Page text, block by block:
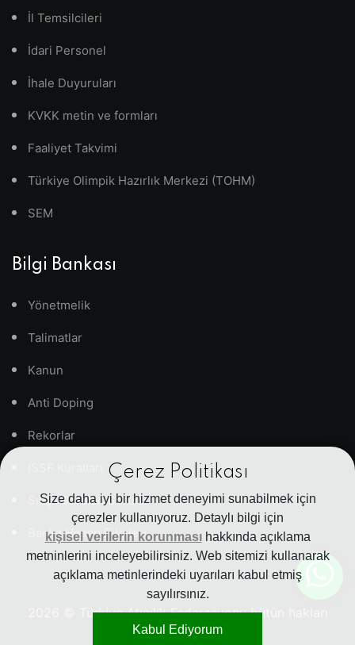
Çerez Politikası
Size daha iyi bir hizmet deneyimi sunabilmek için
çerezler kullanıyoruz. Detaylı bilgi için
kişisel verilerin korunmasıhakkında açıklama
metninlerini inceleyebilirsiniz. Web sitemizi kullanarak
açıklama metinlerindeki uyarıları kabul etmiş
sayılırsınız.
Kabul Ediyorum
İl Temsilcileri
İdari Personel
İhale Duyuruları
KVKK metin ve formları
Faaliyet Takvimi
Türkiye Olimpik Hazırlık Merkezi (TOHM)
SEM
Bilgi Bankası
Yönetmelik
Talimatlar
Kanun
Anti Doping
Rekorlar
Sıkça Sorulan Sorular
Banka Hesap Bilgileri
© Türkiye Atıcılık Federasyonu bütün hakları
saklıdır.